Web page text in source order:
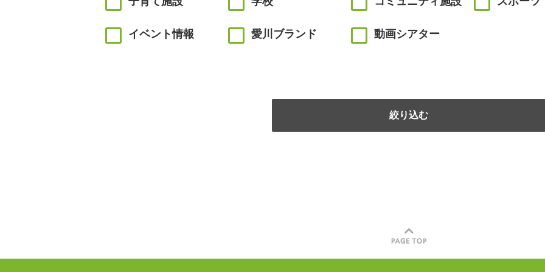
イベント情報 愛川ブランド 動画シアター